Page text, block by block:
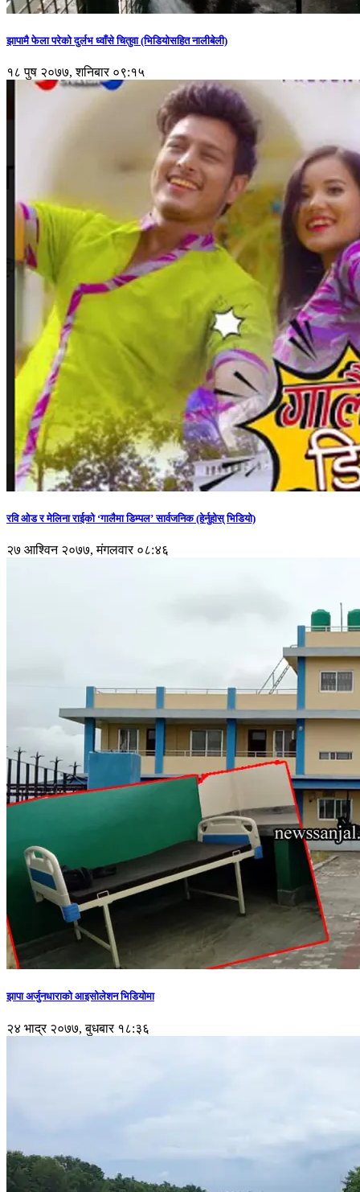
झापामै फेला परेको दुर्लभ ध्वाँसे चितुवा (भिडियोसहित नालीबेली)
१८ पुष २०७७, शनिबार ०९:१५
रवि ओड र मेलिना राईको ‘गालैमा डिम्पल’ सार्वजनिक (हेर्नुहोस् भिडियो)
२७ आश्विन २०७७, मंगलवार ०८:४६
झापा अर्जुनधाराको आइसोलेशन भिडियोमा
२४ भाद्र २०७७, बुधबार १८:३६